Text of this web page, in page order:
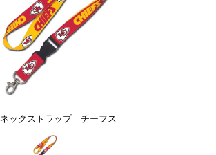
ネックストラップ チーフス